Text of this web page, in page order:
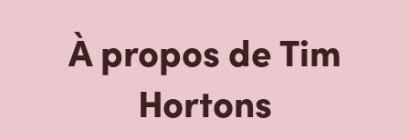
À propos de Tim
Hortons